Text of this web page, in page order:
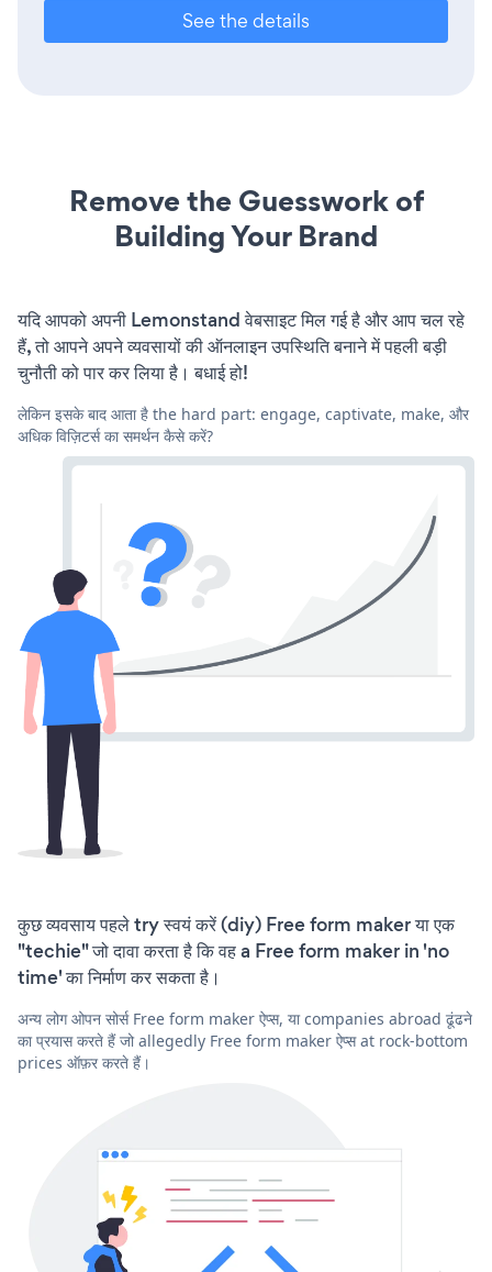
See the details
Remove the Guesswork of
Building Your Brand
यदि आपको अपनी Lemonstand वेबसाइट मिल गई है और आप चल रहे
हैं, तो आपने अपने व्यवसायों की ऑनलाइन उपस्थिति बनाने में पहली बड़ी
चुनौती को पार कर लिया है। बधाई हो!
लेकिन इसके बाद आता है the hard part: engage, captivate, make, और
अधिक विज़िटर्स का समर्थन कैसे करें?
कुछ व्यवसाय पहले try स्वयं करें (diy) Free form maker या एक
"techie" जो दावा करता है कि वह a Free form maker in 'no
time' का निर्माण कर सकता है।
अन्य लोग ओपन सोर्स Free form maker ऐप्स, या companies abroad ढूंढने
का प्रयास करते हैं जो allegedly Free form maker ऐप्स at rock-bottom
prices ऑफ़र करते हैं।